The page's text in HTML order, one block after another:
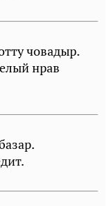
човадыр.
нрав